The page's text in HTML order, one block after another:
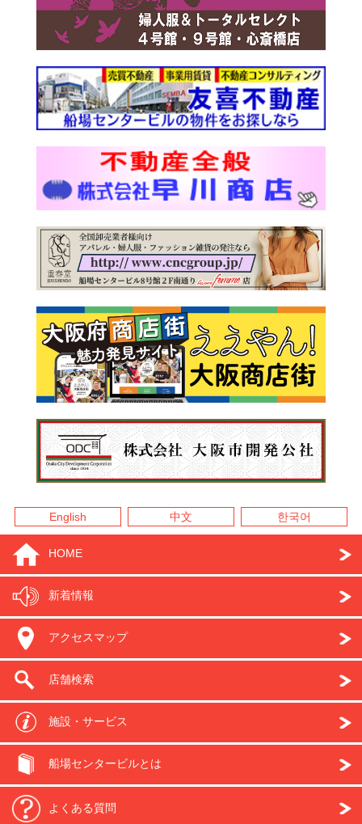
English 中文 한국어
HOME
新着情報
アクセスマップ
店舗検索
施設・サービス
船場センタービルとは
よくある質問